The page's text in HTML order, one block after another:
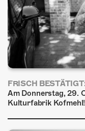
FRISCH
Am Donnerstag, 29.
Kulturfabrik Kofmehl!